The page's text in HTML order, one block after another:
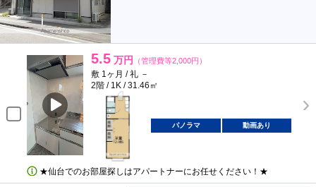
5.5 万円 （管理費等2,000円）
敷 1ヶ月 / 礼 －
2階 / 1K / 31.46㎡
パノラマ 動画あり
★仙台でのお部屋探しはアパートナーにお任せください！★